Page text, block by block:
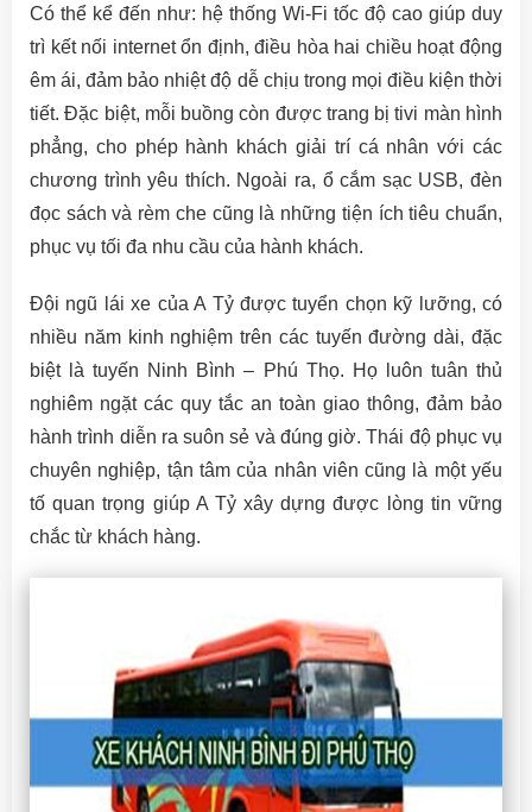
Có thể kể đến như: hệ thống Wi-Fi tốc độ cao giúp duy
trì kết nối internet ổn định, điều hòa hai chiều hoạt động
êm ái, đảm bảo nhiệt độ dễ chịu trong mọi điều kiện thời
tiết. Đặc biệt, mỗi buồng còn được trang bị tivi màn hình
phẳng, cho phép hành khách giải trí cá nhân với các
chương trình yêu thích. Ngoài ra, ổ cắm sạc USB, đèn
đọc sách và rèm che cũng là những tiện ích tiêu chuẩn,
phục vụ tối đa nhu cầu của hành khách.
Đội ngũ lái xe của A Tỷ được tuyển chọn kỹ lưỡng, có
nhiều năm kinh nghiệm trên các tuyến đường dài, đặc
biệt là tuyến Ninh Bình – Phú Thọ. Họ luôn tuân thủ
nghiêm ngặt các quy tắc an toàn giao thông, đảm bảo
hành trình diễn ra suôn sẻ và đúng giờ. Thái độ phục vụ
chuyên nghiệp, tận tâm của nhân viên cũng là một yếu
tố quan trọng giúp A Tỷ xây dựng được lòng tin vững
chắc từ khách hàng.